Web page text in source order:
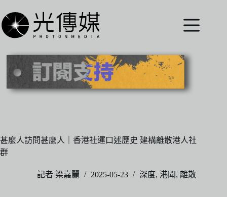
至
主
內
甚麼人訪問甚麼人｜香港社運口述歷史 建構離散港人社
群
記者 梁嘉麗 2025-05-23 深度, 港聞, 離散